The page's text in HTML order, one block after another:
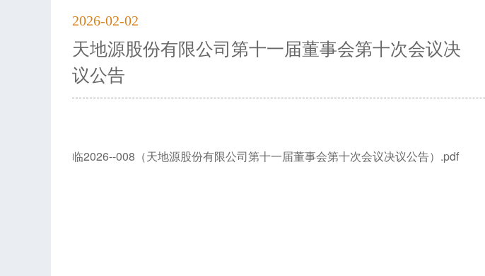
2026-02-02
天地源股份有限公司第十一届董事会第十次会议决
议公告
临2026--008（天地源股份有限公司第十一届董事会第十次会议决议公告）.pdf